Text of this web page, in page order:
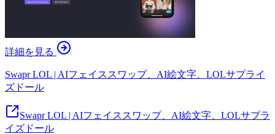
詳細を見る
Swapr LOL | AIフェイススワップ、AI絵文字、LOLサプライ
ズドール
Swapr LOL | AIフェイススワップ、AI絵文字、LOLサプラ
イズドール